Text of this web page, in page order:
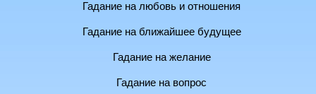
Гадание на любовь и отношения
Гадание на ближайшее будущее
Гадание на желание
Гадание на вопрос